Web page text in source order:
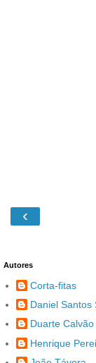
‹
Autores
Corta-fitas
Daniel Santos
Duarte Calvão
Henrique